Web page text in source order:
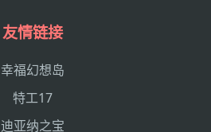
友情链接
幸福幻想岛
特工17
迪亚纳之宝